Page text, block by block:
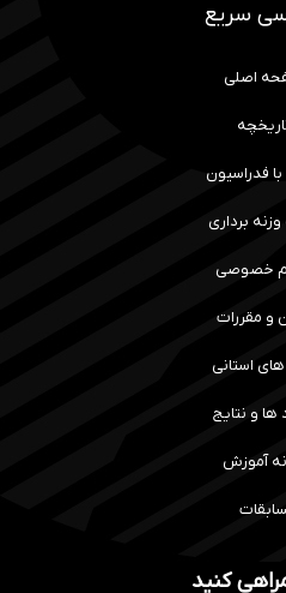
سریع
اصلی
با فدراسیون
برداری
خصوصی
و مقررات
استانی
ها و نتایج
آموزش
کنید